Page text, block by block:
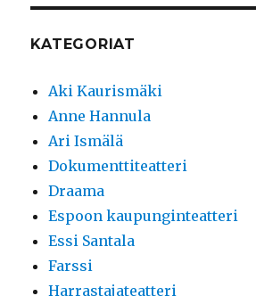
KATEGORIAT
Aki Kaurismäki
Anne Hannula
Ari Ismälä
Dokumenttiteatteri
Draama
Espoon kaupunginteatteri
Essi Santala
Farssi
Harrastajateatteri